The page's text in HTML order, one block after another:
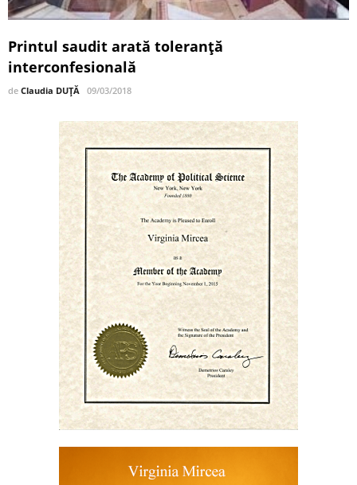
Printul saudit arată toleranță
interconfesională
de Claudia DUȚĂ 09/03/2018